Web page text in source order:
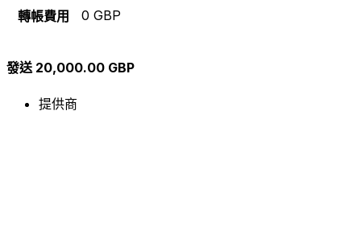
轉帳費用 0 GBP
發送 20,000.00 GBP
提供商